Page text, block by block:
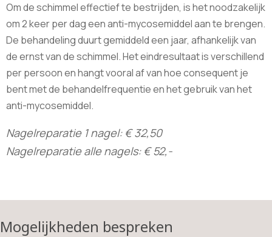
Om de schimmel effectief te bestrijden, is het noodzakelijk
om 2 keer per dag een anti-mycosemiddel aan te brengen.
De behandeling duurt gemiddeld een jaar, afhankelijk van
de ernst van de schimmel. Het eindresultaat is verschillend
per persoon en hangt vooral af van hoe consequent je
bent met de behandelfrequentie en het gebruik van het
anti-mycosemiddel.
Nagelreparatie 1 nagel: € 32,50
Nagelreparatie alle nagels: € 52,-
Mogelijkheden bespreken